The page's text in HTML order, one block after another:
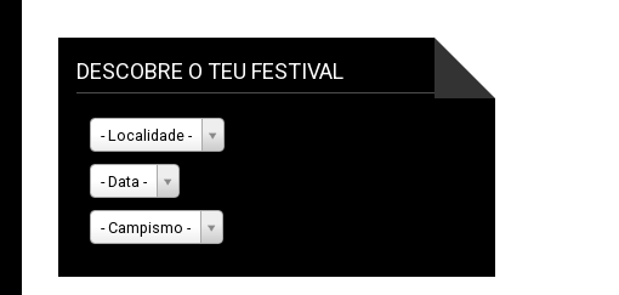
DESCOBRE O TEU FESTIVAL
- Localidade -
- Data -
- Campismo -